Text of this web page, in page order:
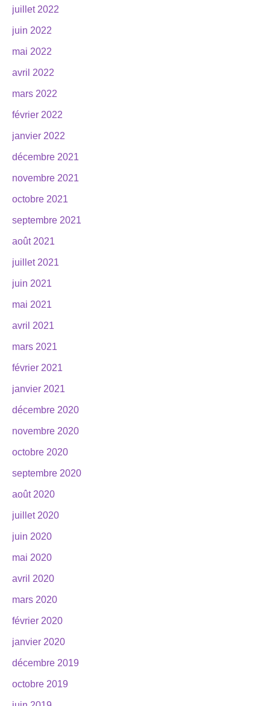
juillet 2022
juin 2022
mai 2022
avril 2022
mars 2022
février 2022
janvier 2022
décembre 2021
novembre 2021
octobre 2021
septembre 2021
août 2021
juillet 2021
juin 2021
mai 2021
avril 2021
mars 2021
février 2021
janvier 2021
décembre 2020
novembre 2020
octobre 2020
septembre 2020
août 2020
juillet 2020
juin 2020
mai 2020
avril 2020
mars 2020
février 2020
janvier 2020
décembre 2019
octobre 2019